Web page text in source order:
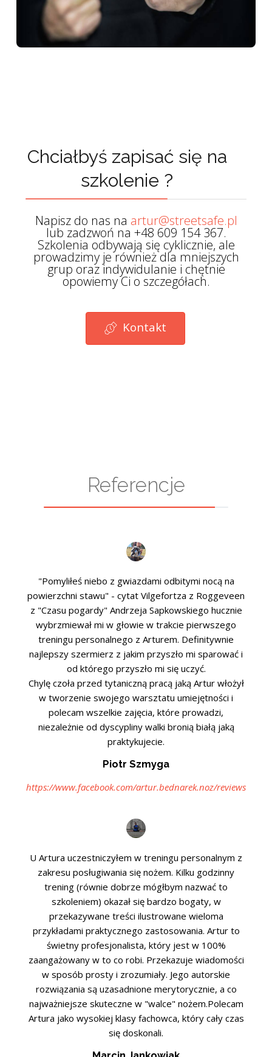
Chciałbyś zapisać się na
szkolenie ?
Napisz do nas na artur@streetsafe.pl
lub zadzwoń na +48 609 154 367.
Szkolenia odbywają się cyklicznie, ale
prowadzimy je również dla mniejszych
grup oraz indywidulanie i chętnie
opowiemy Ci o szczegółach.
Kontakt
Referencje
"Pomyliłeś niebo z gwiazdami odbitymi nocą na
powierzchni stawu" - cytat Vilgefortza z Roggeveen
z "Czasu pogardy" Andrzeja Sapkowskiego hucznie
wybrzmiewał mi w głowie w trakcie pierwszego
treningu personalnego z Arturem. Definitywnie
najlepszy szermierz z jakim przyszło mi sparować i
od którego przyszło mi się uczyć.
Chylę czoła przed tytaniczną pracą jaką Artur włożył
w tworzenie swojego warsztatu umiejętności i
polecam wszelkie zajęcia, które prowadzi,
niezależnie od dyscypliny walki bronią białą jaką
praktykujecie.
Piotr Szmyga
https://www.facebook.com/artur.bednarek.noz/reviews
U Artura uczestniczyłem w treningu personalnym z
zakresu posługiwania się nożem. Kilku godzinny
trening (równie dobrze mógłbym nazwać to
szkoleniem) okazał się bardzo bogaty, w
przekazywane treści ilustrowane wieloma
przykładami praktycznego zastosowania. Artur to
świetny profesjonalista, który jest w 100%
zaangażowany w to co robi. Przekazuje wiadomości
w sposób prosty i zrozumiały. Jego autorskie
rozwiązania są uzasadnione merytorycznie, a co
najważniejsze skuteczne w "walce" nożem.Polecam
Artura jako wysokiej klasy fachowca, który cały czas
się doskonali.